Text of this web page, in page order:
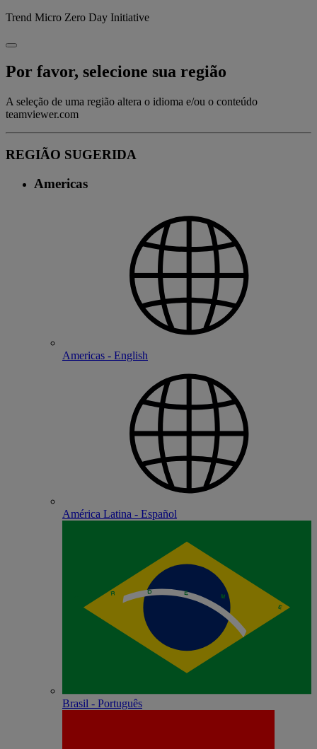
Trend Micro Zero Day Initiative
Por favor, selecione sua região
A seleção de uma região altera o idioma e/ou o conteúdo
teamviewer.com
REGIÃO SUGERIDA
Americas
Americas - English
América Latina - Español
Brasil - Português